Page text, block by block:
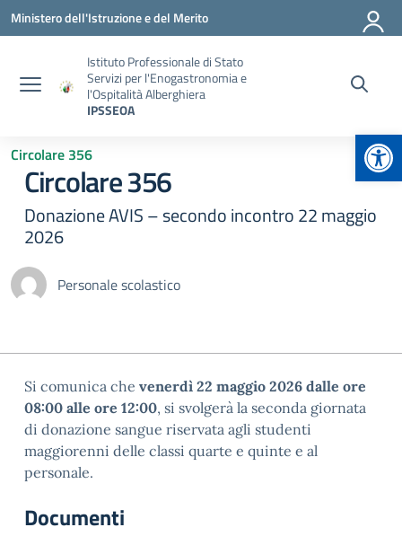
Vai ai contenuti
Vai al menu di navigazione
Vai al footer
Ministero dell'Istruzione e del Merito
Istituto Professionale di Stato
Servizi per l'Enogastronomia e
l'Ospitalità Alberghiera
IPSSEOA
Circolare 356
Circolare 356
Donazione AVIS – secondo incontro 22 maggio
2026
Personale scolastico
Si comunica che venerdì 22 maggio 2026 dalle ore
08:00 alle ore 12:00, si svolgerà la seconda giornata
di donazione sangue riservata agli studenti
maggiorenni delle classi quarte e quinte e al
personale.
Documenti